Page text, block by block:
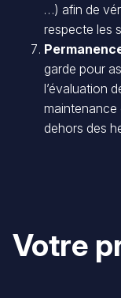
…) afin de
respecte les
garde pour
l’évaluation
maintenance
dehors des
Votre